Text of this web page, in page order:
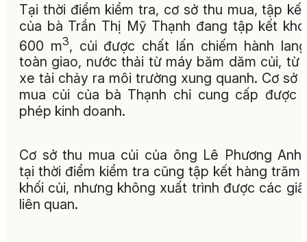
Tại thời điểm kiểm tra, cơ sở thu mua, tập
của bà Trần Thị Mỹ Thạnh đang tập kết
600 m3, củi được chất lấn chiếm hành
toàn giao, nước thải từ máy băm dăm củi, từ
xe tải chảy ra môi trường xung quanh. Cơ sở
mua củi của bà Thạnh chỉ cung cấp được
phép kinh doanh.
Cơ sở thu mua củi của ông Lê Phương Anh
tại thời điểm kiểm tra cũng tập kết hàng trăm
khối củi, nhưng không xuất trình được các
liên quan.